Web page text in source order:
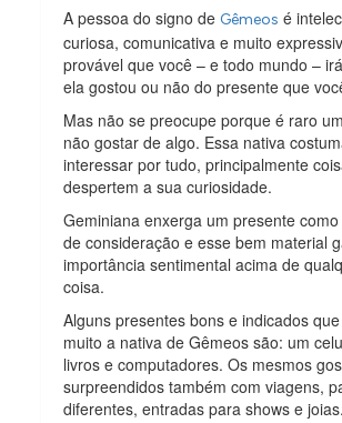
A pessoa do signo de Gêmeos é
curiosa, comunicativa e muito
provável que você – e todo mundo –
ela gostou ou não do presente que
Mas não se preocupe porque é raro
não gostar de algo. Essa nativa
interessar por tudo, principalmente
despertem a sua curiosidade.
Geminiana enxerga um presente
de consideração e esse bem material
importância sentimental acima de
coisa.
Alguns presentes bons e indicados
muito a nativa de Gêmeos são: um
livros e computadores. Os mesmos
surpreendidos também com viagens,
diferentes, entradas para shows e joias.